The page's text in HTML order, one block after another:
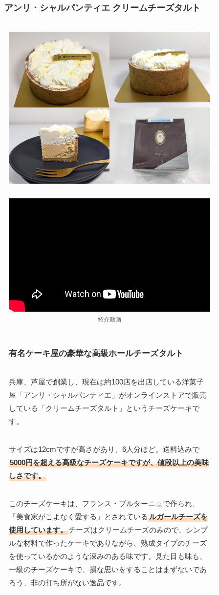
アンリ・シャルパンティエ クリームチーズタルト
紹介動画
有名ケーキ屋の豪華な高級ホールチーズタルト
兵庫、芦屋で創業し、現在は約100店を出店している洋菓子
屋「アンリ・シャルパンティエ」がオンラインストアで販売
している「クリームチーズタルト」というチーズケーキで
す。
サイズは12cmですが高さがあり、6人分ほど。送料込みで
5000円を超える高級なチーズケーキですが、値段以上の美味
しさです。
このチーズケーキは、フランス・ブルターニュで作られ、
「美食家がこよなく愛する」とされている ルガールチーズを
使用しています。チーズはクリームチーズのみので、シンプ
ルな材料で作ったケーキでありながら、熟成タイプのチーズ
を使っているかのような深みのある味です。見た目も味も、
一級のチーズケーキで、損な思いをすることはまずないであ
ろう、非の打ち所がない逸品です。